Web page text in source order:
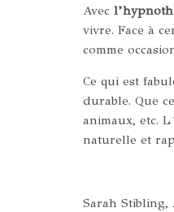
Avec
vivre. Face à
comme
Ce qui est
durable. Que
animaux, etc. L
naturelle et
Sarah Stibling,